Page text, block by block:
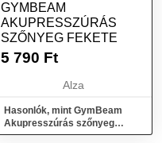
GYMBEAM
AKUPRESSZÚRÁS
SZŐNYEG FEKETE
5 790 Ft
Alza
Hasonlók, mint GymBeam
Akupresszúrás szőnyeg
Fekete